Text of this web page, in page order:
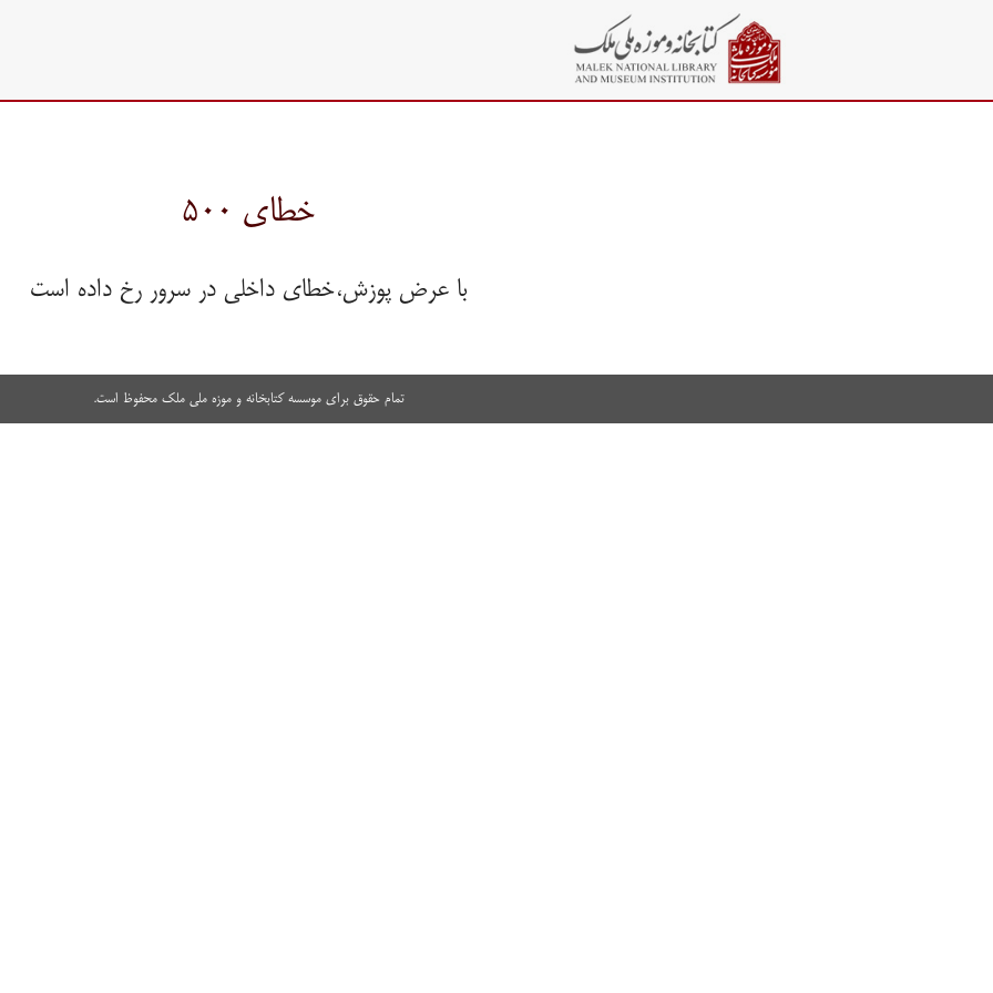
خطای ۵۰۰
با عرض پوزش،خطای داخلی در سرور رخ داده است
تمام حقوق برای موسسه کتابخانه و موزه ملی ملک محفوظ است.